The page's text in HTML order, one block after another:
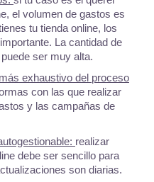
el volumen de gastos es
tu tienda online, los
La cantidad de
ser muy alta.
exhaustivo del proceso
con las que realizar
y las campañas de
realizar
debe ser sencillo para
son diarias.